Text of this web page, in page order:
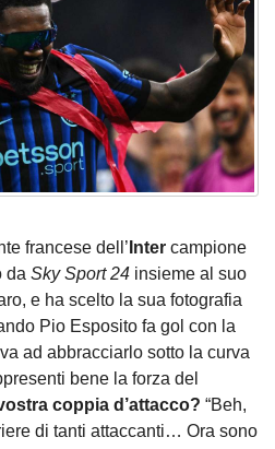
francese dell’ Inter campione
da Sky Sport 24 insieme al suo
e ha scelto la sua fotografia
Pio Esposito fa gol con la
ad abbracciarlo sotto la curva
bene la forza del
coppia d’attacco? “Beh,
di tanti attaccanti… Ora sono